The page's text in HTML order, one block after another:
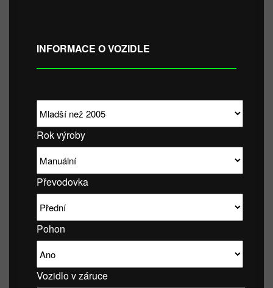
INFORMACE O VOZIDLE
Rok výroby
Převodovka
Pohon
Vozidlo v záruce